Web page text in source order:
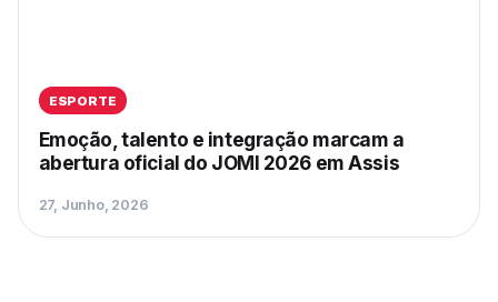
ESPORTE
Emoção, talento e integração marcam a
abertura oficial do JOMI 2026 em Assis
27, Junho, 2026